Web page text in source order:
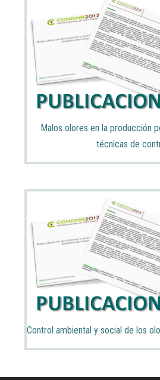
Malos olores en la producción
técnicas de
Control ambiental y social de los